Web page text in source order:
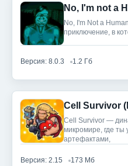
No, I'm not a
No, I'm Not a
приключение, в
Версия: 8.0.3 1.2 Гб
Cell Survivor
Cell Survivor —
микромире, где
артефактами,
Версия: 2.15 173 Мб